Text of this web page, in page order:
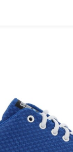
Login